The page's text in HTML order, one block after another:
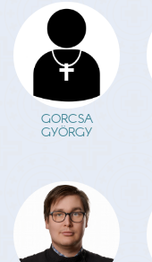
GORCSA
GYÖRGY